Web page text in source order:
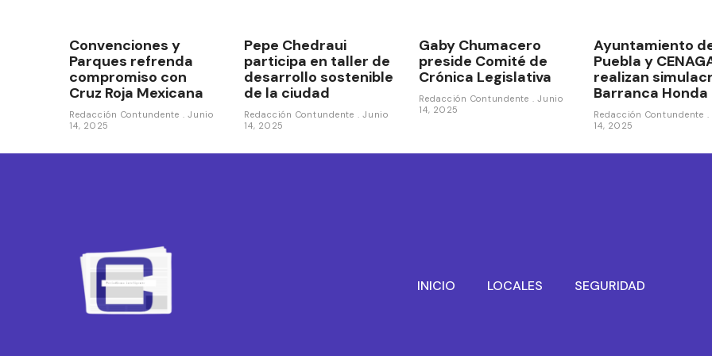
Convenciones y
Parques refrenda
compromiso con
Cruz Roja Mexicana
Redacción Contundente
Junio
14, 2025
Pepe Chedraui
participa en taller de
desarrollo sostenible
de la ciudad
Redacción Contundente
Junio
14, 2025
Gaby Chumacero
preside Comité de
Crónica Legislativa
Redacción Contundente
Junio
14, 2025
Ayuntamiento
Puebla y
realizan
Barranca Honda
Redacción Contundente
14, 2025
INICIO LOCALES SEGURIDAD